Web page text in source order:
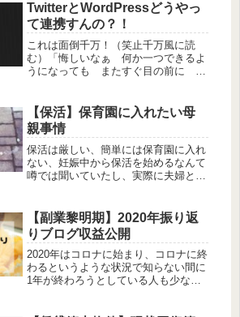
TwitterとWordPressどうやっ
て連携すんの？！
これは面倒千万！（笑止千万風に読
む）「悔しいなぁ 何か一つできるよ
うになっても またすぐ目の前に 分
俺はまだそこに行けない」鬼滅の刃
（竈門炭治郎/第66話「黎明に散
る」）ってな状況になる。（こんな
軽々しく使うセリフではない）
【保活】保育園に入れたい母
親事情
保活は厳しい、簡単には保育園に入れ
ない、妊娠中から保活を始めるなんて
噂では聞いていたし、実際に夫婦とも
てはいたけど、自分が体験するまでど
こか他人事のように思っていた。保育
園...
【副業黎明期】2020年振り返
りブログ収益公開
2020年はコロナに始まり、コロナに終
わるというような状況で知らない間に
1年が終わろうとしている人も少なく